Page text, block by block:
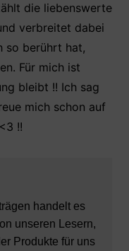
die liebenswerte
verbreitet dabei
so berührt hat,
Für mich ist
bleibt !! Ich sag
mich schon auf
!!
handelt es
unseren Lesern,
Produkte für uns